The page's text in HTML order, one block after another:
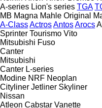
A-series Lion's series TGA
MB Magna Mahle Original
A-ClassActrosAntosArocs
Sprinter Tourismo Vito
Mitsubishi Fuso
Canter
Mitsubishi
Canter L-series
Modine NRF Neoplan
Cityliner Jetliner Skyliner
Nissan
Atleon Cabstar Vanette